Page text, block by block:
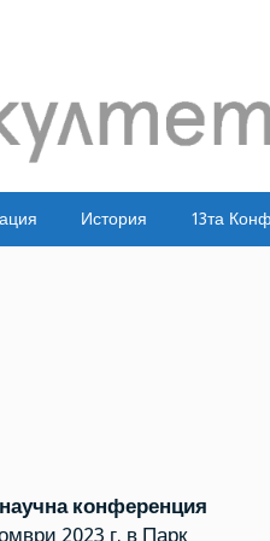
История 13та
конференция
2023 г. в Парк